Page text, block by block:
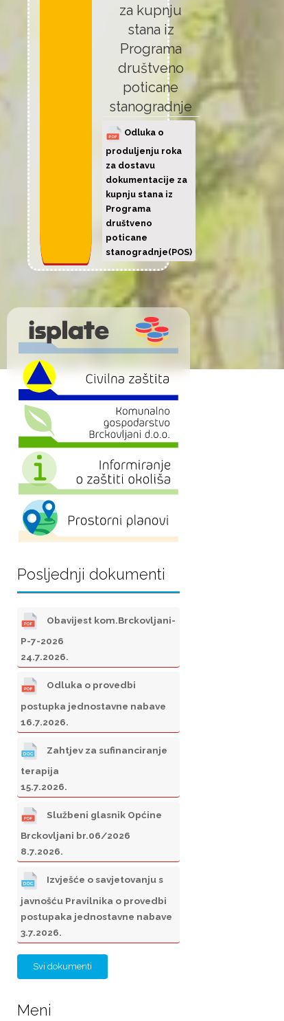
za kupnju
stana iz
Programa
društveno
poticane
stanogradnje
Odluka o
produljenju roka
za dostavu
dokumentacije za
kupnju stana iz
Programa
društveno
poticane
stanogradnje(POS)
Posljednji dokumenti
Obavijest kom.Brckovljani-
P-7-2026
24.7.2026.
Odluka o provedbi
postupka jednostavne nabave
16.7.2026.
Zahtjev za sufinanciranje
terapija
15.7.2026.
Službeni glasnik Općine
Brckovljani br.06/2026
8.7.2026.
Izvješće o savjetovanju s
javnošću Pravilnika o provedbi
postupaka jednostavne nabave
3.7.2026.
Svi dokumenti
Meni